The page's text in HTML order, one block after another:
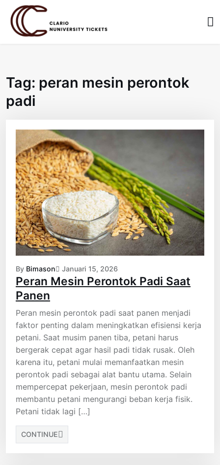
content
Tag: peran mesin perontok
padi
By Bimason Januari 15, 2026
Peran Mesin Perontok Padi Saat
Panen
Peran mesin perontok padi saat panen menjadi
faktor penting dalam meningkatkan efisiensi kerja
petani. Saat musim panen tiba, petani harus
bergerak cepat agar hasil padi tidak rusak. Oleh
karena itu, petani mulai memanfaatkan mesin
perontok padi sebagai alat bantu utama. Selain
mempercepat pekerjaan, mesin perontok padi
membantu petani mengurangi beban kerja fisik.
Petani tidak lagi […]
CONTINUE